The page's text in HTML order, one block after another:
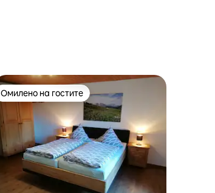
Омилено на гостите
Омилено на гостите